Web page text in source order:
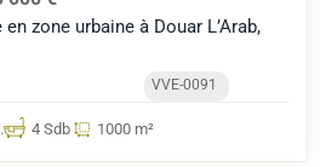
zone urbaine à Douar L’Arab,
VVE-0091
4 Sdb 1000 m²